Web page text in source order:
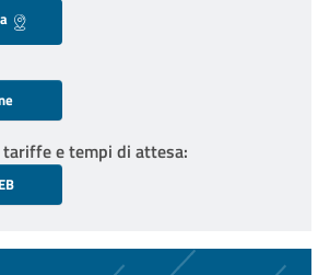
e tempi di attesa